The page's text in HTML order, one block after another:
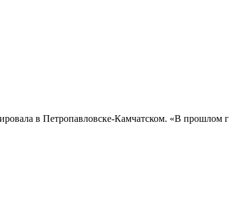
в Петропавловске-Камчатском. «В прошлом